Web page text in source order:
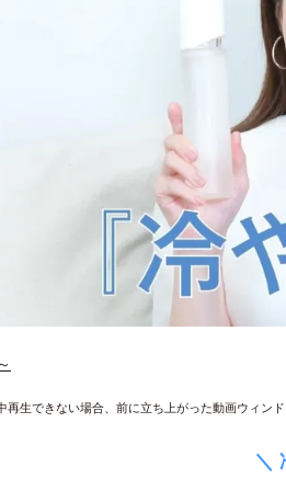
生できない場合、前に立ち上がった動画ウィンド
＼